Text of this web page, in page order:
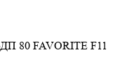
ДП 80 FAVORITE F11